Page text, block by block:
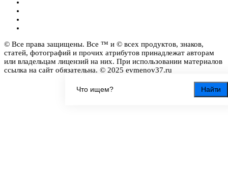
Найти
© Все права защищены. Все ™ и © всех продуктов, знаков,
статей, фотографий и прочих атрибутов принадлежат авторам
или владельцам лицензий на них. При использовании материалов
ссылка на сайт обязательна. © 2025 evmenov37.ru